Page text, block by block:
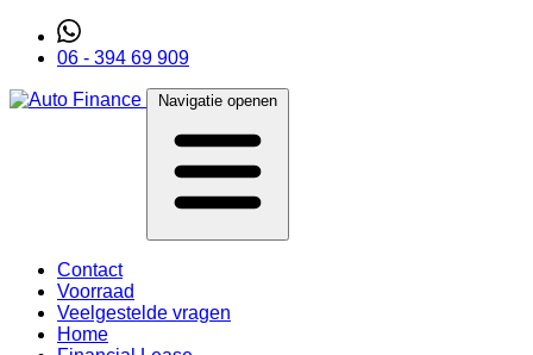
06 - 394 69 909
Navigatie openen
Contact
Voorraad
Veelgestelde vragen
Home